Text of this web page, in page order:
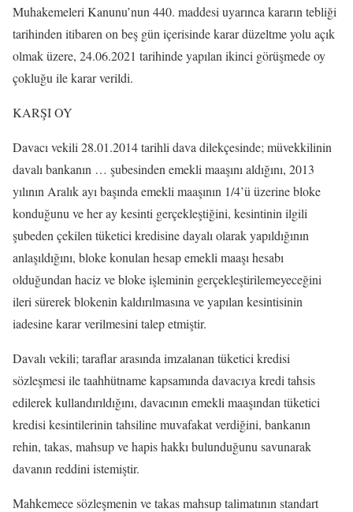
Muhakemeleri Kanunu’nun 440. maddesi uyarınca kararın tebliği
tarihinden itibaren on beş gün içerisinde karar düzeltme yolu açık
olmak üzere, 24.06.2021 tarihinde yapılan ikinci görüşmede oy
çokluğu ile karar verildi.
KARŞI OY
Davacı vekili 28.01.2014 tarihli dava dilekçesinde; müvekkilinin
davalı bankanın … şubesinden emekli maaşını aldığını, 2013
yılının Aralık ayı başında emekli maaşının 1/4’ü üzerine bloke
konduğunu ve her ay kesinti gerçekleştiğini, kesintinin ilgili
şubeden çekilen tüketici kredisine dayalı olarak yapıldığının
anlaşıldığını, bloke konulan hesap emekli maaşı hesabı
olduğundan haciz ve bloke işleminin gerçekleştirilemeyeceğini
ileri sürerek blokenin kaldırılmasına ve yapılan kesintisinin
iadesine karar verilmesini talep etmiştir.
Davalı vekili; taraflar arasında imzalanan tüketici kredisi
sözleşmesi ile taahhütname kapsamında davacıya kredi tahsis
edilerek kullandırıldığını, davacının emekli maaşından tüketici
kredisi kesintilerinin tahsiline muvafakat verdiğini, bankanın
rehin, takas, mahsup ve hapis hakkı bulunduğunu savunarak
davanın reddini istemiştir.
Mahkemece sözleşmenin ve takas mahsup talimatının standart